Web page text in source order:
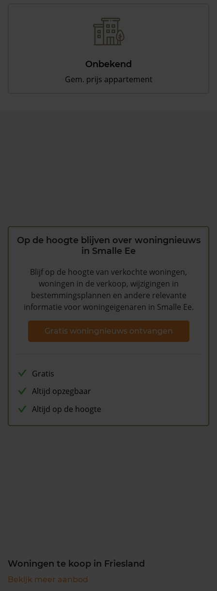
Onbekend
Gem. prijs appartement
Op de hoogte blijven over woningnieuws
in Smalle Ee
Blijf op de hoogte van verkochte woningen,
woningen in de verkoop, wijzigingen in
bestemmingsplannen en andere relevante
informatie voor woningeigenaren in Smalle Ee.
Gratis woningnieuws ontvangen
Gratis
Altijd opzegbaar
Altijd op de hoogte
Woningen te koop in Friesland
Bekijk meer aanbod